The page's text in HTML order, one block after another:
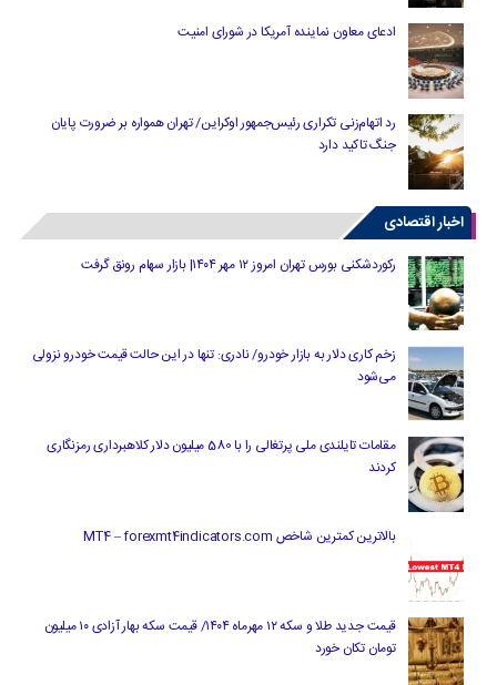
ادعای معاون نماینده آمریکا در شورای امنیت
رد اتهام‌زنی تکراری رئیس‌جمهور اوکراین/ تهران همواره بر ضرورت پایان
جنگ تاکید دارد
اخبار اقتصادی
رکوردشکنی بورس تهران امروز ۱۲ مهر ۱۴۰۴| بازار سهام رونق گرفت
زخم کاری دلار به بازار خودرو/ نادری: تنها در این حالت قیمت خودرو نزولی
می‌شود
مقامات تایلندی ملی پرتغالی را با 580 میلیون دلار کلاهبرداری رمزنگاری
کردند
بالاترین کمترین شاخص MT4 – forexmt4indicators.com
قیمت جدید طلا و سکه ۱۲ مهرماه ۱۴۰۴/ قیمت سکه بهار آزادی ۱۰ میلیون
تومان تکان خورد